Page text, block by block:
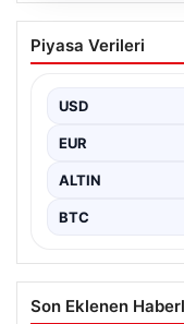
Kelebek
İletişimin
İnternet çağında
birçok…
Piyasa Verileri
USD
EUR
ALTIN
BTC
Son Eklenen